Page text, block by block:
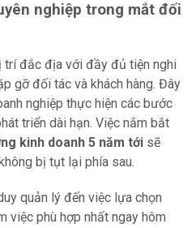
nghiệp trong mắt đối
trí đắc địa với đầy đủ tiện nghi
gỡ đối tác và khách hàng. Đây
nghiệp thực hiện các bước
triển dài hạn. Việc nắm bắt
kinh doanh 5 năm tới sẽ
bị tụt lại phía sau.
quản lý đến việc lựa chọn
việc phù hợp nhất ngay hôm